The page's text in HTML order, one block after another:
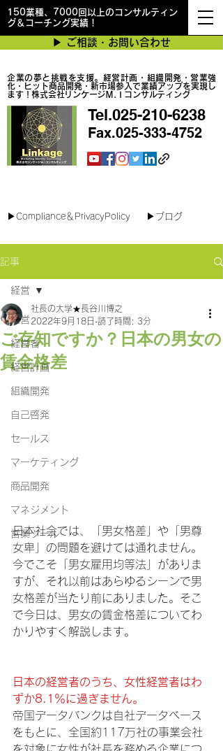
150業種、7000回以上のコンサルティン
グ＆コーチング実績！
企業の夢と挑戦を支援。経営計画・組織開発・営業強
化・ヒット商品開発・新市場参入で業績アップを実現し
ます！株式会社リンケージＭ.Ｉコンサルティング
▶︎ ご相談・お問い合わせ
Tel.025-210-6238
Fax.025-333-4752
▶︎Compliance＆PrivacyPolicy ▶︎ブログ
記事
経営
経営者
経営計画
組織開発
自己啓発
セールス
マーケティング
商品開発
マネジメント
営業ツール
経営
ご存知ですか？日本の男女の
賃金格差
社長の大学★長谷川博之
2022年9月18日 読了時間: 3分
日本社会では、「男女格差」や「男尊
女卑」の問題を避けては通れません。
今でこそ「男女雇用均等法」がありま
すが、それ以前はあらゆるシーンで男
女格差が当たり前にありました。そこ
で今日は、男女の賃金格差についてわ
かりやすく解説します。
日本の経営者のうち、女性経営者はわ
ずか8.1％に過ぎません。
帝国データバンクは自社データベース
をもとに、全国約117万社の事業会社